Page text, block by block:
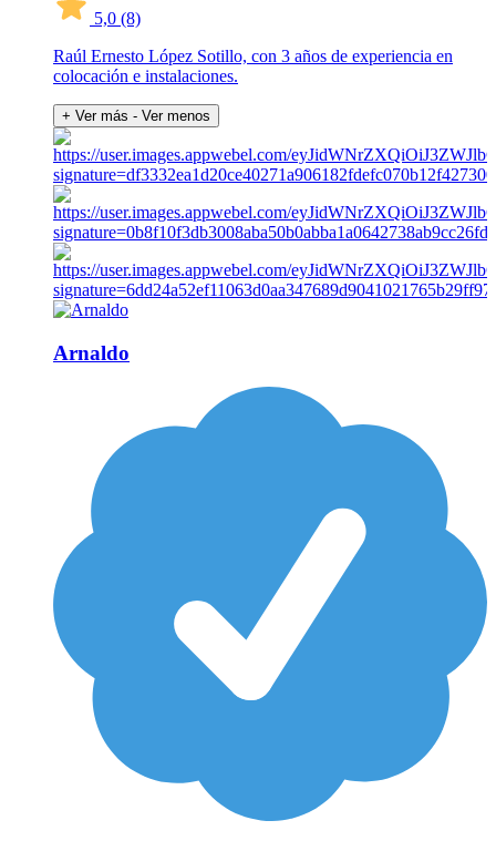
5,0 (8)
Raúl Ernesto López Sotillo, con 3 años de experiencia en
colocación e instalaciones.
+ Ver más - Ver menos
Arnaldo